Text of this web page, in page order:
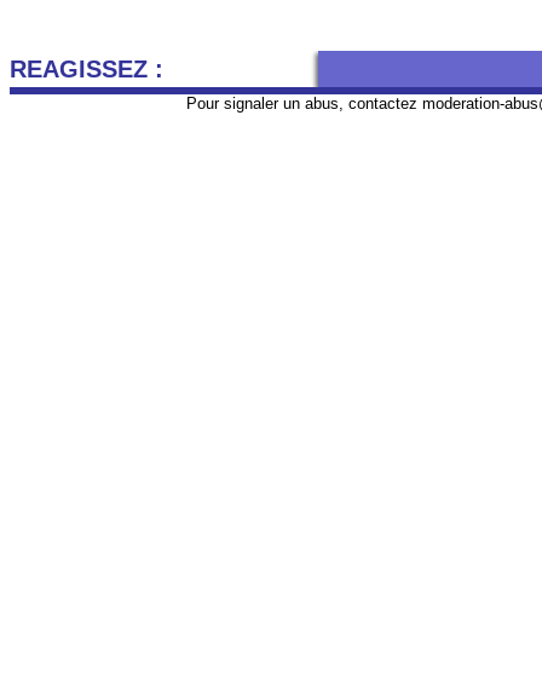
REAGISSEZ :
Pour signaler un abus, contactez moderation-